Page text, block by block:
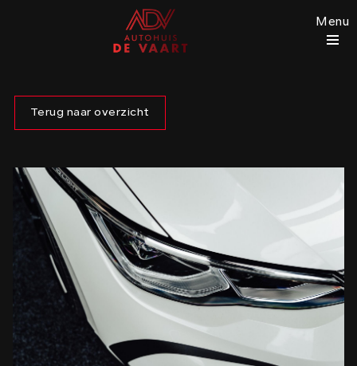
Menu
Terug naar overzicht